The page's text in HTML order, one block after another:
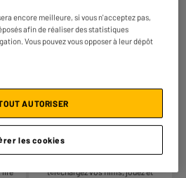
iPad Air 3 (2019) 11"
grade Eco
lire
Stockage : 256 Go
téléchargez vos films, jouez et
encore meilleure, si vous n'acceptez pas,
afin de réaliser des statistiques
Vous pouvez vous opposer à leur dépôt
les cookies
AUTORISER